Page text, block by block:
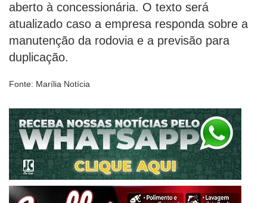
aberto à concessionária. O texto será
atualizado caso a empresa responda sobre a
manutenção da rodovia e a previsão para
duplicação.
Fonte: Marília Notícia